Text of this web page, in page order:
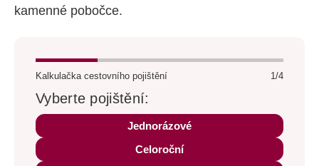
kamenné pobočce.
Kalkulačka cestovního pojištění 1/4
Vyberte pojištění:
Jednorázové
Celoroční